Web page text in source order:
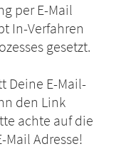
per E-Mail
In-Verfahren
gesetzt.
Deine E-Mail-
den Link
achte auf die
Mail Adresse!